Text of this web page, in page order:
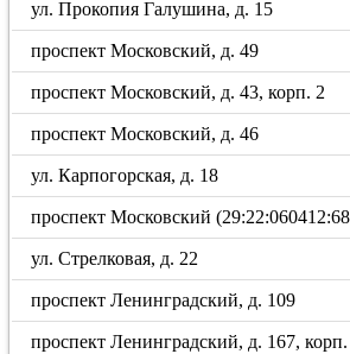
ул. Прокопия Галушина, д. 15
проспект Московский, д. 49
проспект Московский, д. 43, корп. 2
проспект Московский, д. 46
ул. Карпогорская, д. 18
проспект Московский
ул. Стрелковая, д. 22
проспект Ленинградский, д. 109
проспект Ленинградский, д. 167,